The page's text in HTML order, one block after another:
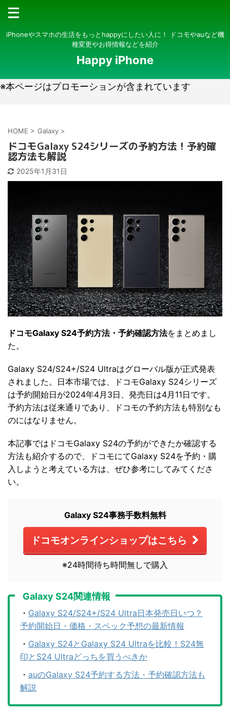
iPhoneやスマホの生活をもっとhappyにしたい人に！ ドコモやauなど機
種変更やお得情報などを紹介
Happy iPhone
※本ページはプロモーションが含まれています
HOME > Galaxy >
ドコモGalaxy S24シリーズの予約方法！予約確
認方法も解説
2025年1月31日
ドコモGalaxy S24予約方法・予約確認方法をまとめまし
た。
Galaxy S24/S24+/S24 Ultraはグローバル版が正式発表
されました。日本市場では、ドコモGalaxy S24シリーズ
は予約開始日が2024年4月3日、発売日は4月11日です。
予約方法は従来通りであり、ドコモの予約方法も特別なも
のにはなりません。
本記事ではドコモGalaxy S24の予約ができたか確認する
方法も紹介するので、ドコモにてGalaxy S24を予約・購
入しようと考えている方は、ぜひ参考にしてみてくださ
い。
Galaxy S24事務手数料無料
ドコモオンラインショップはこちら
※24時間待ち時間無しで購入
Galaxy S24関連情報
・ Galaxy S24/S24+/S24 Ultra日本発売日いつ？
予約開始日・価格・スペック予想の最新情報
・ Galaxy S24とGalaxy S24 Ultraを比較！S24無
印とS24 Ultraどっちを買うべきか
・ auのGalaxy S24予約する方法・予約確認方法も
解説